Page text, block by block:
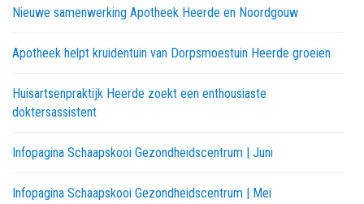
Nieuwe samenwerking Apotheek Heerde en Noordgouw
Apotheek helpt kruidentuin van Dorpsmoestuin Heerde groeien
Huisartsenpraktijk Heerde zoekt een enthousiaste
doktersassistent
Infopagina Schaapskooi Gezondheidscentrum | Juni
Infopagina Schaapskooi Gezondheidscentrum | Mei